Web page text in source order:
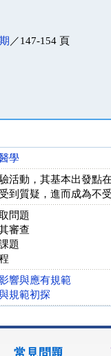
／147-154 頁
學
活動，其基本出發點
到質疑，進而成為不
問題
審查
題
響與應有規範
規範初探
常見問題